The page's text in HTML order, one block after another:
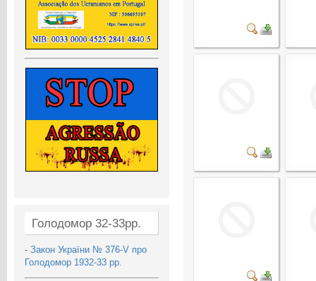
Голодомор 32-33рр.
- Закон України № 376-V про
Голодомор 1932-33 рр.